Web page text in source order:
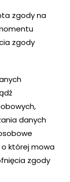
zgody na
zgody
danych
której mowa
zgody